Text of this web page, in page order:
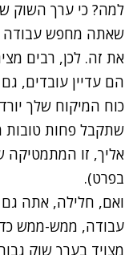
למה? כי ערך השוק
שאתה מחפש עבודה
את זה. לכן, רבים
הם עדיין עובדים,
כוח המיקוח שלך
שתקבל פחות
אליך, זו המתמטיקה
בפרט).
ואם, חלילה, אתה
עבודה, ממש-ממש
מצויד בערך שוק